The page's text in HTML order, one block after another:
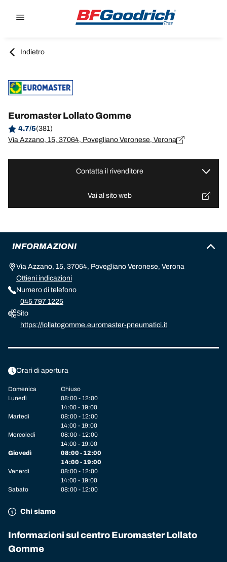
Indietro
Euromaster Lollato Gomme
4.7/5(381)
Via Azzano, 15, 37064, Povegliano Veronese, Verona
Contatta il rivenditore
Vai al sito web
INFORMAZIONI
Via Azzano, 15, 37064, Povegliano Veronese, Verona
Ottieni indicazioni
Numero di telefono
045 797 1225
Sito
https://lollatogomme.euromaster-pneumatici.it
Orari di apertura
Domenica
Chiuso
Lunedì
08:00 - 12:00
14:00 - 19:00
Martedì
08:00 - 12:00
14:00 - 19:00
Mercoledì
08:00 - 12:00
14:00 - 19:00
Giovedì
08:00 - 12:00
14:00 - 19:00
Venerdì
08:00 - 12:00
14:00 - 19:00
Sabato
08:00 - 12:00
Chi siamo
Informazioni sul centro Euromaster Lollato
Gomme